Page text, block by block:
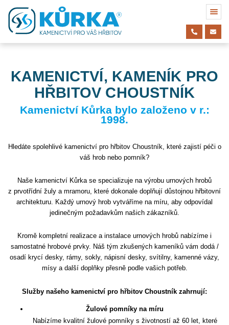
KAMENICTVÍ, KAMENÍK PRO
HŘBITOV CHOUSTNÍK
Kamenictví Kůrka bylo založeno v r.:
1998.
Hledáte spolehlivé kamenictví pro hřbitov Choustník, které zajistí péči o
váš hrob nebo pomník?
Naše kamenictví Kůrka se specializuje na výrobu urnových hrobů
z prvotřídní žuly a mramoru, které dokonale doplňují důstojnou hřbitovní
architekturu. Každý urnový hrob vytváříme na míru, aby odpovídal
jedinečným požadavkům našich zákazníků.
Kromě kompletní realizace a instalace urnových hrobů nabízíme i
samostatné hrobové prvky. Náš tým zkušených kameníků vám dodá /
osadí krycí desky, rámy, sokly, nápisní desky, svítilny, kamenné vázy,
mísy a další doplňky přesně podle vašich potřeb.
Služby našeho kamenictví pro hřbitov Choustník zahrnují:
Žulové pomníky na míru
Nabízíme kvalitní žulové pomníky s životností až 60 let, které